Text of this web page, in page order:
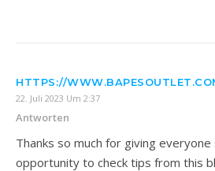
HTTPS://
22. Juli 2023 Um 2:37
Antworten
Thanks so much for giving everyone
opportunity to check tips from this